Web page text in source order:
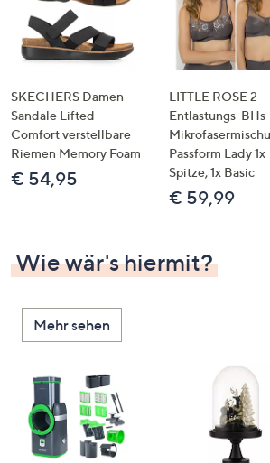
SKECHERS Damen-
Sandale Lifted
Comfort verstellbare
Riemen Memory Foam
€ 54,95
LITTLE ROSE 2
Entlastungs-BHs
Passform Lady 1x
Spitze, 1x Basic
€ 59,99
Wie wär's hiermit?
Mehr sehen